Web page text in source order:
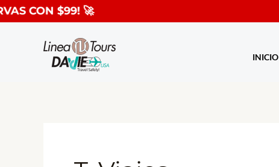
$99! 🚀
Ir
al
contenido
INICIO